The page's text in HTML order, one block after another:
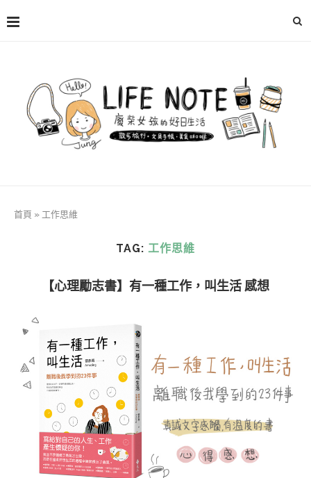
首頁 » 工作思維
TAG: 工作思維
【心理勵志書】有一種工作，叫生活 感想